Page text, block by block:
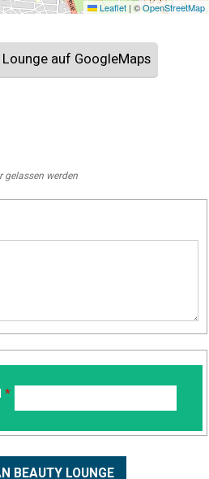
Leaflet | ©OpenStreetMap
auf GoogleMaps
werden
*